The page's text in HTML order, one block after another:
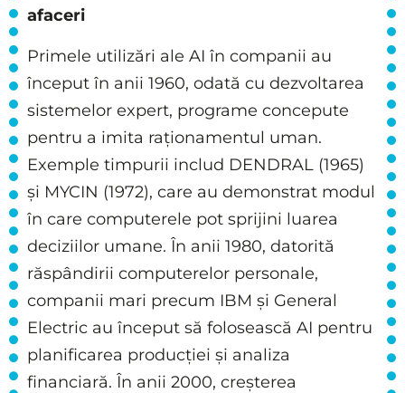
afaceri
Primele utilizări ale AI în companii au
început în anii 1960, odată cu dezvoltarea
sistemelor expert, programe concepute
pentru a imita raționamentul uman.
Exemple timpurii includ DENDRAL (1965)
și MYCIN (1972), care au demonstrat modul
în care computerele pot sprijini luarea
deciziilor umane. În anii 1980, datorită
răspândirii computerelor personale,
companii mari precum IBM și General
Electric au început să folosească AI pentru
planificarea producției și analiza
financiară. În anii 2000, creșterea